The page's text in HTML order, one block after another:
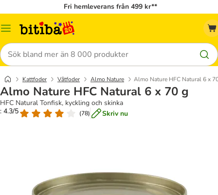
Fri hemleverans från 499 kr**
Meny
Sök
Kattfoder Våtfoder Almo Nature Almo Nature HFC Natural 6 x
Almo Nature HFC Natural 6 x 70 g
HFC Natural Tonfisk, kyckling och skinka
: 4.3/5
(78) Skriv nu